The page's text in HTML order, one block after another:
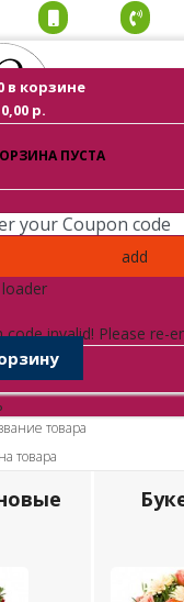
в корзине
0,00 р.
ПУСТА
add
code invalid! Please re-
товара
товара